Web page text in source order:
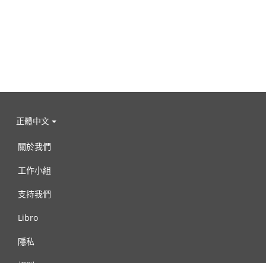
正體中文
關於我們
工作小組
支持我們
Libro
隱私